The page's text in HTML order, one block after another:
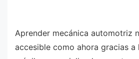
Aprender mecánica automotriz
accesible como ahora gracias a